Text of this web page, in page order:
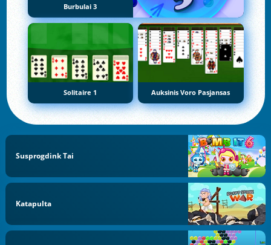
Burbulai 3
Solitaire 1 Auksinis Voro Pasjansas
Susprogdink Tai
Katapulta